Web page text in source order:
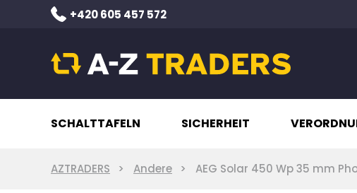
+420 605 457 572
SCHALTTAFELN SICHERHEIT
AZTRADERS Andere AEG Solar 450 Wp 35 mm